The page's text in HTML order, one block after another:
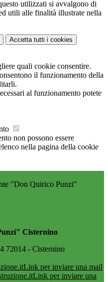
utilizzati si avvalgono di
utili alle finalità illustrate nella
Accetta tutti i cookies
quali cookie consentire.
il funzionamento della
al funzionamento potete
non possono essere
nella pagina della cookie
"Don Quirico Punzi"
Cisternino
72014 - Cisternino
Link per inviare una mail
Link per inviare una